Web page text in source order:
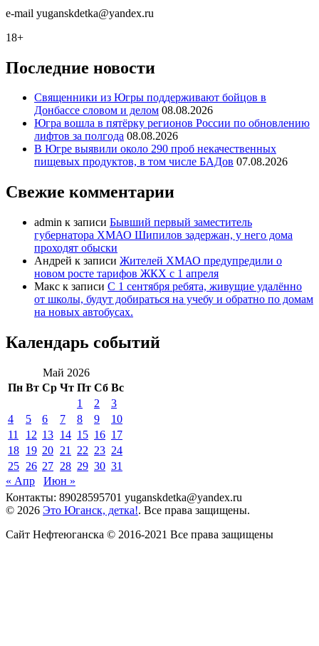
e-mail yuganskdetka@yandex.ru
18+
Последние новости
Священники из Югры поддерживают бойцов в
Донбассе словом и делом 08.08.2026
Югра вошла в пятёрку регионов России по обновлению
лифтов за полгода 08.08.2026
В Югре выявили около 290 проб некачественных
пищевых продуктов, в том числе БАДов 07.08.2026
Свежие комментарии
admin к записи Бывший первый заместитель
губернатора ХМАО Шипилов задержан, у него дома
проходят обыски
Андрей к записи Жителей ХМАО предупредили о
новом росте тарифов ЖКХ с 1 апреля
Макс к записи С 1 сентября ребята, живущие удалённо
от школы, будут добираться на учебу и обратно по домам
на новых автобусах.
Календарь событий
Май 2026
Пн Вт Ср Чт Пт Сб Вс
1
2
3
4
5 6 7 8 9
10
11
12 13 14 15 16 17
18 19 20 21 22 23 24
25 26 27 28 29 30 31
« Апр
Июн »
Контакты: 89028595701 yuganskdetka@yandex.ru
© 2026 Это Юганск, детка!. Все права защищены.
Сайт Нефтеюганска © 2016-2021 Все права защищены